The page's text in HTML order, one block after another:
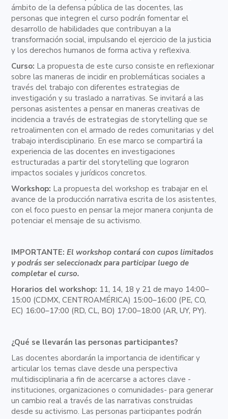
ámbito de la defensa pública de las docentes, las
personas que integren el curso podrán fomentar el
desarrollo de habilidades que contribuyan a la
transformación social, impulsando el ejercicio de la justicia
y los derechos humanos de forma activa y reflexiva.
Curso: La propuesta de este curso consiste en reflexionar
sobre las maneras de incidir en problemáticas sociales a
través del trabajo con diferentes estrategias de
investigación y su traslado a narrativas. Se invitará a las
personas asistentes a pensar en maneras creativas de
incidencia a través de estrategias de storytelling que se
retroalimenten con el armado de redes comunitarias y del
trabajo interdisciplinario. En ese marco se compartirá la
experiencia de las docentes en investigaciones
estructuradas a partir del storytelling que lograron
impactos sociales y jurídicos concretos.
Workshop: La propuesta del workshop es trabajar en el
avance de la producción narrativa escrita de los asistentes,
con el foco puesto en pensar la mejor manera conjunta de
potenciar el mensaje de su activismo.
IMPORTANTE: El workshop contará con cupos limitados
y podrás ser seleccionadx para participar luego de
completar el curso.
Horarios del workshop: 11, 14, 18 y 21 de mayo 14:00–
15:00 (CDMX, CENTROAMÉRICA) 15:00–16:00 (PE, CO,
EC) 16:00–17:00 (RD, CL, BO) 17:00–18:00 (AR, UY, PY).
¿Qué se llevarán las personas participantes?
Las docentes abordarán la importancia de identificar y
articular los temas clave desde una perspectiva
multidisciplinaria a fin de acercarse a actores clave -
instituciones, organizaciones o comunidades- para generar
un cambio real a través de las narrativas construidas
desde su activismo. Las personas participantes podrán